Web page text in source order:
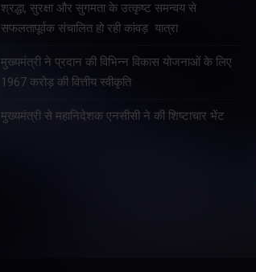
श्रद्धा, सुरक्षा और सुगमता के उत्कृष्ट समन्वय से
सफलतापूर्वक संचालित हो रही कांवड़ यात्रा
मुख्यमंत्री ने प्रदान की विभिन्न विकास योजनाओं के लिए
1967 करोड़ की वित्तीय स्वीकृति
मुख्यमंत्री से महानिदेशक एनसीसी ने की शिष्टाचार भेंट